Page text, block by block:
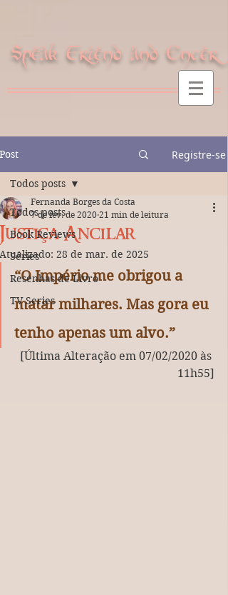
Speak Friend and Enter
Post Registre-se
Todos posts
Book Reviews
Séries
Resenhas de Livro
TV Series
Todos posts
Justiça Ancilar
Fernanda Borges da Costa
7 de fev. de 2020 21 min de leitura
Atualizado: 28 de mar. de 2025
“O Império me obrigou a
matar milhares. Mas gora eu
tenho apenas um alvo.”
[Última Alteração em 07/02/2020 às
11h55]